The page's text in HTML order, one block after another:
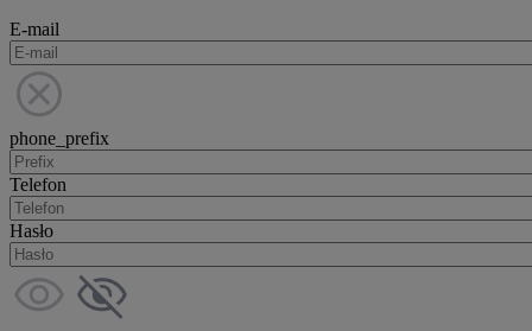
E-mail
phone_prefix
Telefon
Hasło